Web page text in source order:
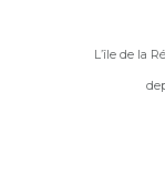
L’île de la